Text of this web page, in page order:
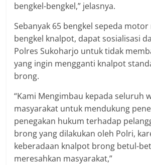
bengkel-bengkel,” jelasnya.
Sebanyak 65 bengkel sepeda
bengkel knalpot, dapat sosialisasi
Polres Sukoharjo untuk tidak
yang ingin mengganti knalpot
brong.
“Kami Mengimbau kepada seluruh
masyarakat untuk mendukung
penegakan hukum terhadap
brong yang dilakukan oleh Polri,
keberadaan knalpot brong betul-
meresahkan masyarakat,”